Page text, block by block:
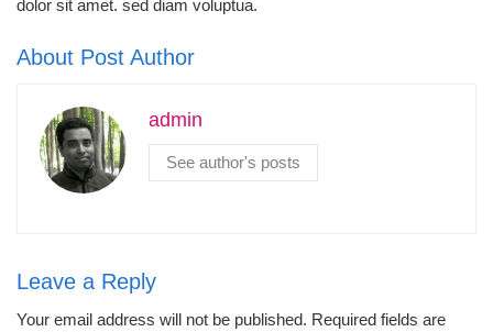
dolor sit amet. sed diam voluptua.
About Post Author
admin
See author's posts
Leave a Reply
Your email address will not be published. Required fields are